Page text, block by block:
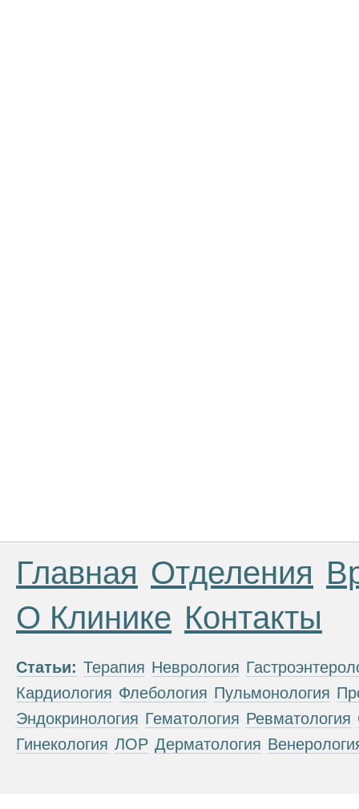
Главная Отделения
О Клинике Контакты
Статьи: Терапия Неврология
Кардиология Флебология Пульмонология
Эндокринология Гематология Ревматология
Гинекология ЛОР Дерматология